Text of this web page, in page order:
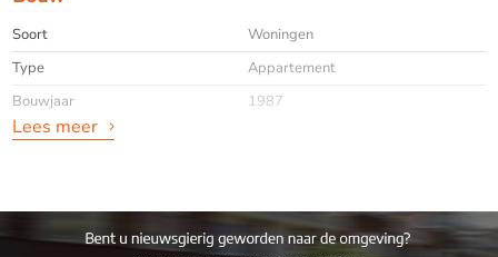
Soort
Woningen
Type
Appartement
Bouwjaar
1987
Per direct
Lees meer